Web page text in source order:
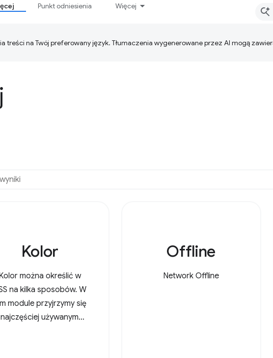
Punkt odniesienia Więcej
treści na Twój preferowany język. Tłumaczenia wygenerowane przez AI mogą
Kolor
można określić w
na kilka sposobów. W
module przyjrzymy się
najczęściej używanym
Offline
Network Offline